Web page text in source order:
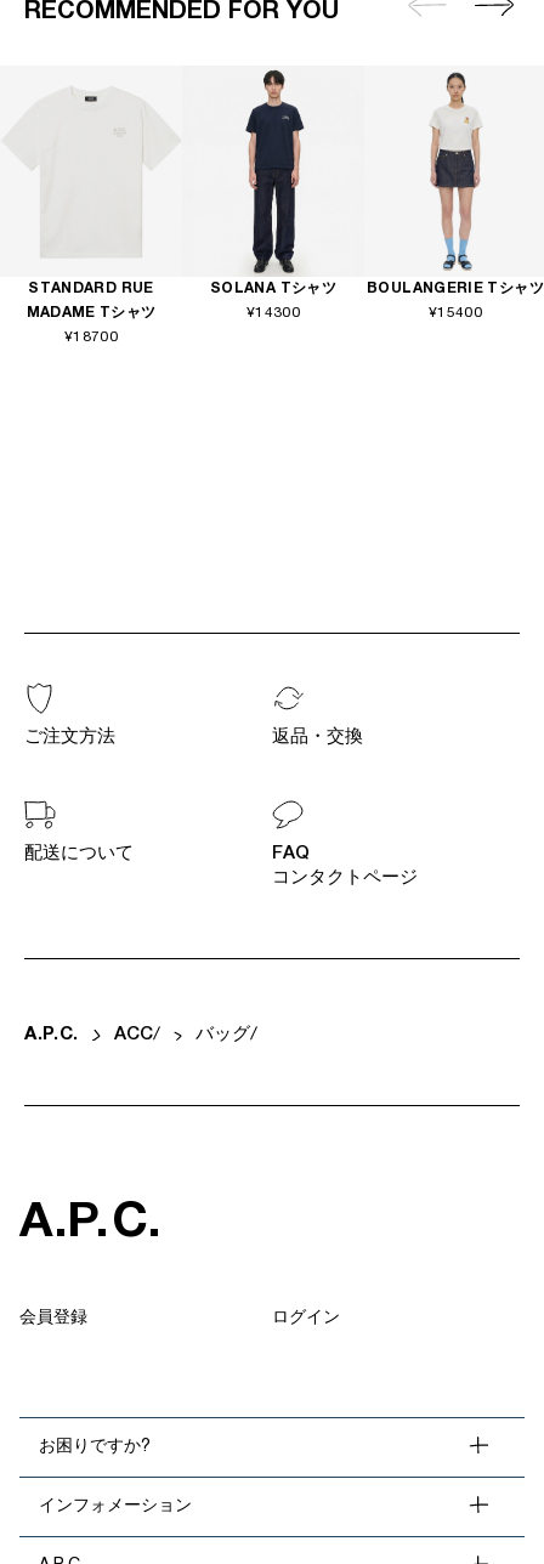
RECOMMENDED FOR YOU
STANDARD RUE
MADAME Tシャツ
¥18700
SOLANA Tシャツ
¥14300
BOULANGERIE Tシャツ
¥15400
ご注文方法 返品・交換
配送について
FAQ
コンタクトページ
A. P. C. ACC バッグ
A.P.C.
会員登録 ログイン
お困りですか?
インフォメーション